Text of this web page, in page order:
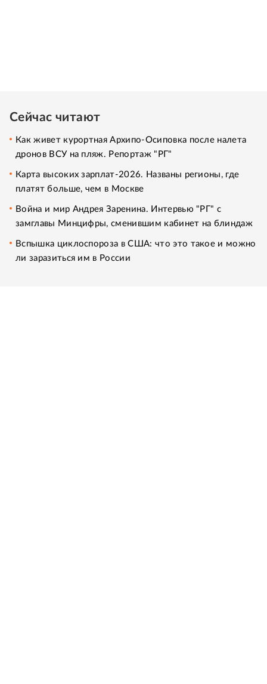
Сейчас читают
Как живет курортная Архипо-Осиповка после налета
дронов ВСУ на пляж. Репортаж "РГ"
Карта высоких зарплат-2026. Названы регионы, где
платят больше, чем в Москве
Война и мир Андрея Заренина. Интервью "РГ" с
замглавы Минцифры, сменившим кабинет на блиндаж
Вспышка циклоспороза в США: что это такое и можно
ли заразиться им в России